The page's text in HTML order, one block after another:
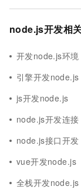
node.js开发相
开发node.js环境
引擎开发node.js
js开发node.js
node.js开发连接
node.js接口开发
vue开发node.js
全栈开发node.js